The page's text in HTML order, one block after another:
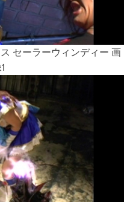
セーラーウィンディー 画